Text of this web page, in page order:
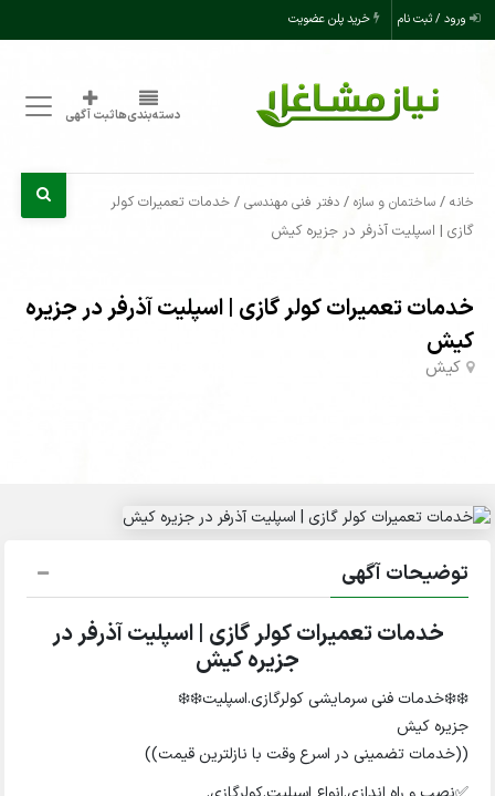
ورود / ثبت نام خرید پلن عضویت
دسته‌بندی‌هاثبت آگهی
خانه /ساختمان و سازه /دفتر فنی مهندسی / خدمات تعمیرات کولر
گازی | اسپلیت آذرفر در جزیره کیش
خدمات تعمیرات کولر گازی | اسپلیت آذرفر در جزیره
کیش
کیش
توضیحات آگهی
خدمات تعمیرات کولر گازی | اسپلیت آذرفر در
جزیره کیش
❄️❄️خدمات فنی سرمایشی کولرگازی.اسپلیت❄️❄️
جزیره کیش
((خدمات تضمینی در اسرع وقت با نازلترین قیمت))